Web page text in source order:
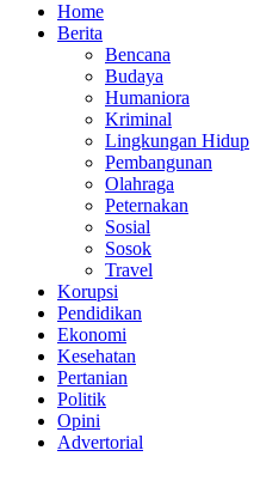
Home
Berita
Bencana
Budaya
Humaniora
Kriminal
Lingkungan Hidup
Pembangunan
Olahraga
Peternakan
Sosial
Sosok
Travel
Korupsi
Pendidikan
Ekonomi
Kesehatan
Pertanian
Politik
Opini
Advertorial